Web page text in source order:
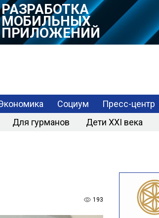
Социум Пресс-центр
Для гурманов Дети XXI века
193